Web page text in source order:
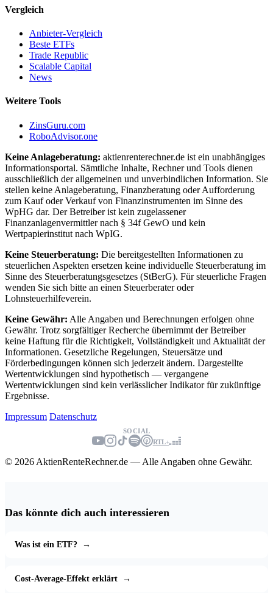
Vergleich
Anbieter-Vergleich
Beste ETFs
Trade Republic
Scalable Capital
News
Weitere Tools
ZinsGuru.com
RoboAdvisor.one
Keine Anlageberatung: aktienrenterechner.de ist ein unabhängiges
Informationsportal. Sämtliche Inhalte, Rechner und Tools dienen
ausschließlich der allgemeinen und unverbindlichen Information. Sie
stellen keine Anlageberatung, Finanzberatung oder Aufforderung
zum Kauf oder Verkauf von Finanzinstrumenten im Sinne des
WpHG dar. Der Betreiber ist kein zugelassener
Finanzanlagenvermittler nach § 34f GewO und kein
Wertpapierinstitut nach WpIG.
Keine Steuerberatung: Die bereitgestellten Informationen zu
steuerlichen Aspekten ersetzen keine individuelle Steuerberatung im
Sinne des Steuerberatungsgesetzes (StBerG). Für steuerliche Fragen
wenden Sie sich bitte an einen Steuerberater oder
Lohnsteuerhilfeverein.
Keine Gewähr: Alle Angaben und Berechnungen erfolgen ohne
Gewähr. Trotz sorgfältiger Recherche übernimmt der Betreiber
keine Haftung für die Richtigkeit, Vollständigkeit und Aktualität der
Informationen. Gesetzliche Regelungen, Steuersätze und
Förderbedingungen können sich jederzeit ändern. Dargestellte
Wertentwicklungen sind hypothetisch — vergangene
Wertentwicklungen sind kein verlässlicher Indikator für zukünftige
Ergebnisse.
Impressum Datenschutz
SOCIAL
RTL+
© 2026 AktienRenteRechner.de — Alle Angaben ohne Gewähr.
Das könnte dich auch interessieren
Was ist ein ETF? →
Cost-Average-Effekt erklärt →